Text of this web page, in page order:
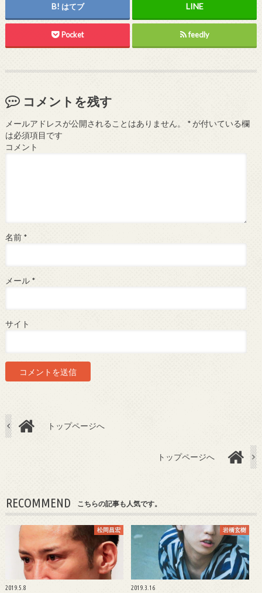
はてブ
Pocket feedly
コメントを残す
メールアドレスが公開されることはありません。 *が付いている欄
は必須項目です
コメント
名前 *
メール *
サイト
トップページへ
トップページへ
RECOMMEND こちらの記事も人気です。
松岡昌宏
2019.5.8
岩橋玄樹
2019.3.16